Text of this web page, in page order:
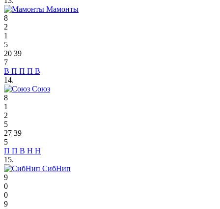
Мамонты
8
2
1
5
20 39
7
В П П П В
14.
Союз
8
1
2
5
27 39
5
П П В Н Н
15.
СибНип
9
0
0
9